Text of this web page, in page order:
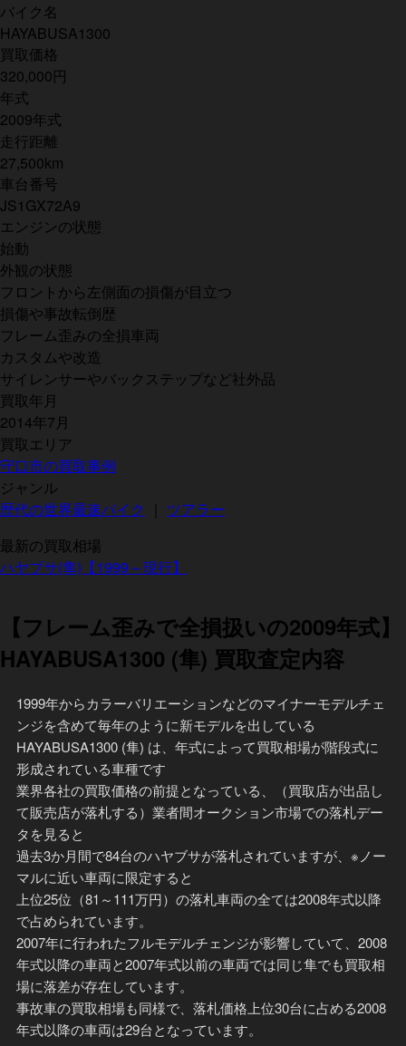
バイク名
HAYABUSA1300
買取価格
320,000円
年式
2009年式
走行距離
27,500km
車台番号
JS1GX72A9
エンジンの状態
始動
外観の状態
フロントから左側面の損傷が目立つ
損傷や事故転倒歴
フレーム歪みの全損車両
カスタムや改造
サイレンサーやバックステップなど社外品
買取年月
2014年7月
買取エリア
守口市の買取事例
ジャンル
歴代の世界最速バイク
ツアラー
最新の買取相場
ハヤブサ(隼)【1999～現行】
【フレーム歪みで全損扱いの2009年式】
HAYABUSA1300 (隼) 買取査定内容
1999年からカラーバリエーションなどのマイナーモデルチェ
ンジを含めて毎年のように新モデルを出している
HAYABUSA1300 (隼) は、年式によって買取相場が階段式に
形成されている車種です
業界各社の買取価格の前提となっている、（買取店が出品し
て販売店が落札する）業者間オークション市場での落札デー
タを見ると
過去3か月間で84台のハヤブサが落札されていますが、※ノー
マルに近い車両に限定すると
上位25位（81～111万円）の落札車両の全ては2008年式以降
で占められています。
2007年に行われたフルモデルチェンジが影響していて、2008
年式以降の車両と2007年式以前の車両では同じ隼でも買取相
場に落差が存在しています。
事故車の買取相場も同様で、落札価格上位30台に占める2008
年式以降の車両は29台となっています。